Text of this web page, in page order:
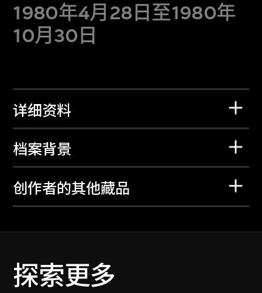
1980年4月28日至1980年
10月30日
详细资料
档案背景
创作者的其他藏品
探索更多